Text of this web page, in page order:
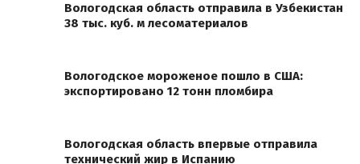
Вологодская область отправила в Узбекистан
38 тыс. куб. м лесоматериалов
Вологодское мороженое пошло в США:
экспортировано 12 тонн пломбира
Вологодская область впервые отправила
технический жир в Испанию